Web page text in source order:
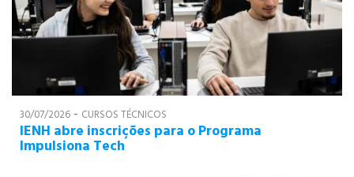
30/07/2026 - CURSOS TÉCNICOS
IENH abre inscrições para o Programa
Impulsiona Tech